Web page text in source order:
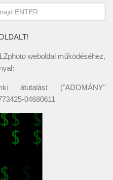
weboldal működéséhez,
átutalást ("ADOMÁNY"
04680611